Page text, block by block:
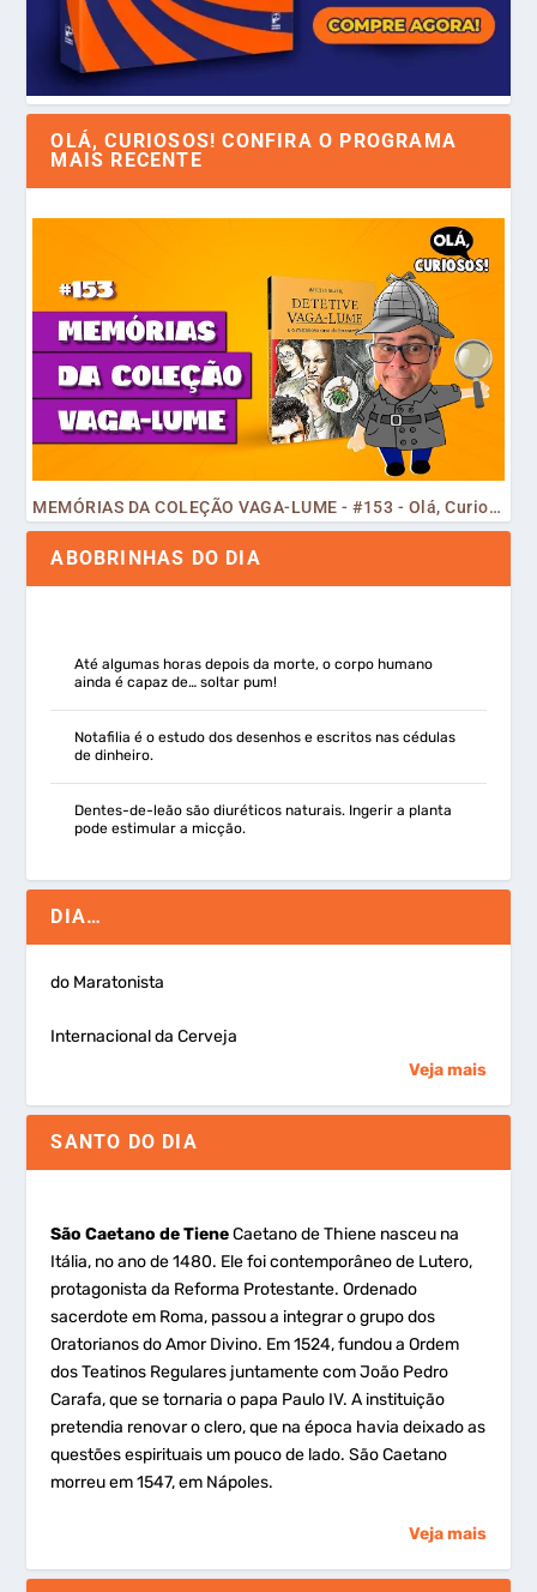
OLÁ, CURIOSOS! CONFIRA O PROGRAMA
MAIS RECENTE
MEMÓRIAS DA COLEÇÃO VAGA-LUME - #153 - Olá, Curiosos! 2023
ABOBRINHAS DO DIA
Até algumas horas depois da morte, o corpo humano
ainda é capaz de… soltar pum!
Notafilia é o estudo dos desenhos e escritos nas cédulas
de dinheiro.
Dentes-de-leão são diuréticos naturais. Ingerir a planta
pode estimular a micção.
DIA…
do Maratonista
Internacional da Cerveja
Veja mais
SANTO DO DIA
São Caetano de TieneCaetano de Thiene nasceu na
Itália, no ano de 1480. Ele foi contemporâneo de Lutero,
protagonista da Reforma Protestante. Ordenado
sacerdote em Roma, passou a integrar o grupo dos
Oratorianos do Amor Divino. Em 1524, fundou a Ordem
dos Teatinos Regulares juntamente com João Pedro
Carafa, que se tornaria o papa Paulo IV. A instituição
pretendia renovar o clero, que na época havia deixado as
questões espirituais um pouco de lado. São Caetano
morreu em 1547, em Nápoles.
Veja mais